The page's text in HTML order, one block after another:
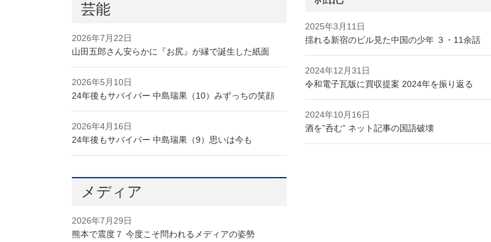
芸能
2026年7月22日
山田五郎さん安らかに『お尻』が縁で誕生した紙面
2026年5月10日
24年後もサバイバー 中島瑞果（10）みずっちの笑顔
2026年4月16日
24年後もサバイバー 中島瑞果（9）思いは今も
メディア
2026年7月29日
熊本で震度７ 今度こそ問われるメディアの姿勢
2025年3月11日
揺れる新宿のビル見た中国の少年 ３・11余話
2024年12月31日
令和電子瓦版に買収提案 2024年を振り返る
2024年10月16日
酒を”呑む” ネット記事の国語破壊